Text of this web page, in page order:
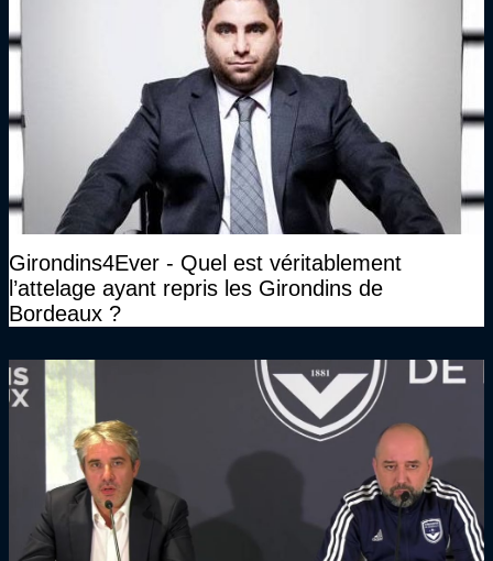
Girondins4Ever - Quel est véritablement
l’attelage ayant repris les Girondins de
Bordeaux ?